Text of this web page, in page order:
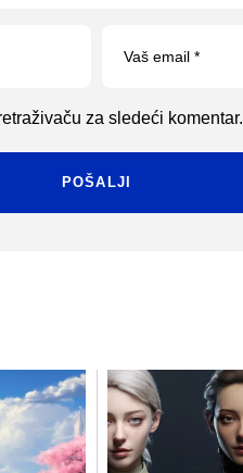
za sledeći komentar.